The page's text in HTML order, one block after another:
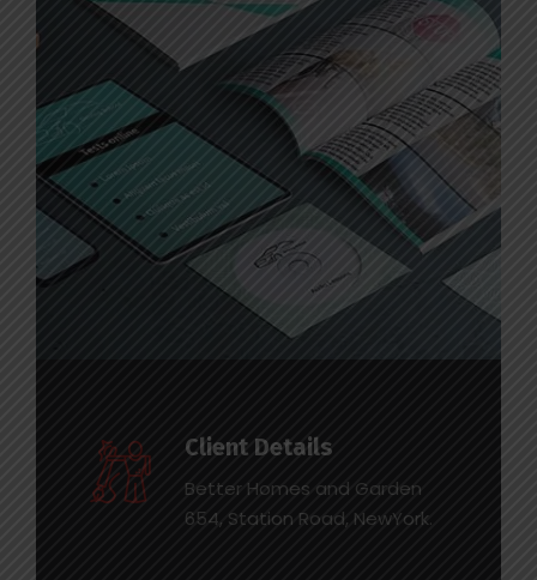
Client Details
Better Homes and Garden
654, Station Road, NewYork.